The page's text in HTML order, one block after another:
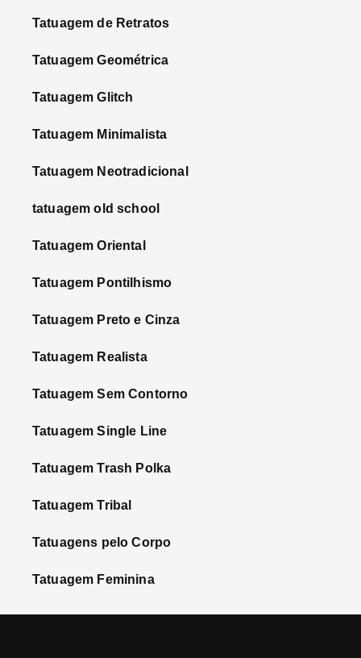
Tatuagem de Retratos
Tatuagem Geométrica
Tatuagem Glitch
Tatuagem Minimalista
Tatuagem Neotradicional
tatuagem old school
Tatuagem Oriental
Tatuagem Pontilhismo
Tatuagem Preto e Cinza
Tatuagem Realista
Tatuagem Sem Contorno
Tatuagem Single Line
Tatuagem Trash Polka
Tatuagem Tribal
Tatuagens pelo Corpo
Tatuagem Feminina